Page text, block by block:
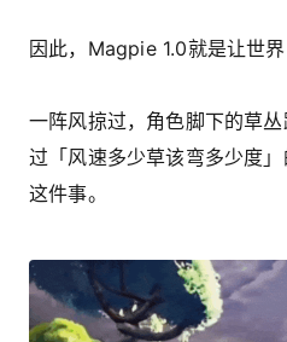
因此，Magpie 1.0就是让世界
一阵风掠过，角色脚下的草
过「风速多少草该弯多少度
这件事。